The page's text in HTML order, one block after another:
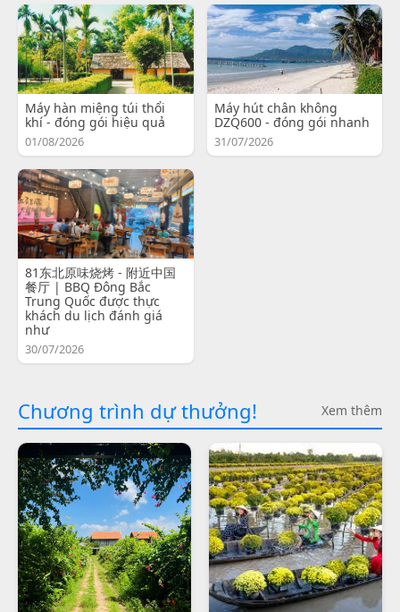
Máy hàn miệng túi thổi
khí - đóng gói hiệu quả
01/08/2026
Máy hút chân không
DZQ600 - đóng gói nhanh
31/07/2026
81东北原味烧烤 - 附近中国
餐厅 | BBQ Đông Bắc
Trung Quốc được thực
khách du lịch đánh giá
như
30/07/2026
Chương trình dự thưởng! Xem thêm